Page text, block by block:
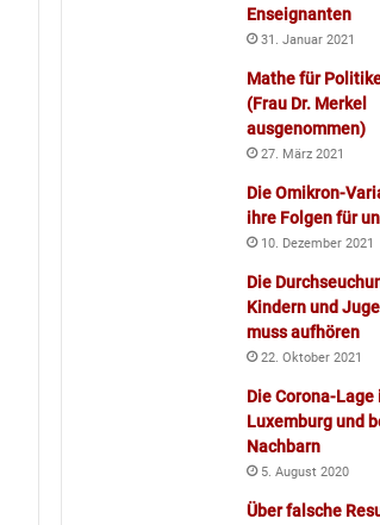
Enseignanten
31. Januar 2021
Mathe für
(Frau Dr. Merkel
ausgenommen)
27. März 2021
Die Omikron-
ihre Folgen für
10. Dezember 2021
Die
Kindern und
muss aufhören
22. Oktober 2021
Die Corona-Lage
Luxemburg und
Nachbarn
5. August 2020
Über falsche